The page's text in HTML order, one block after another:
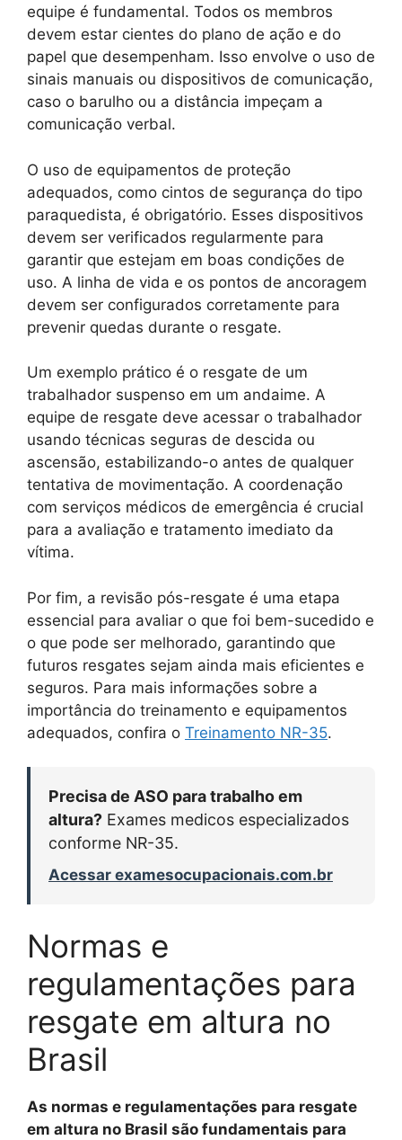
equipe é fundamental. Todos os membros
devem estar cientes do plano de ação e do
papel que desempenham. Isso envolve o uso de
sinais manuais ou dispositivos de comunicação,
caso o barulho ou a distância impeçam a
comunicação verbal.
O uso de equipamentos de proteção
adequados, como cintos de segurança do tipo
paraquedista, é obrigatório. Esses dispositivos
devem ser verificados regularmente para
garantir que estejam em boas condições de
uso. A linha de vida e os pontos de ancoragem
devem ser configurados corretamente para
prevenir quedas durante o resgate.
Um exemplo prático é o resgate de um
trabalhador suspenso em um andaime. A
equipe de resgate deve acessar o trabalhador
usando técnicas seguras de descida ou
ascensão, estabilizando-o antes de qualquer
tentativa de movimentação. A coordenação
com serviços médicos de emergência é crucial
para a avaliação e tratamento imediato da
vítima.
Por fim, a revisão pós-resgate é uma etapa
essencial para avaliar o que foi bem-sucedido e
o que pode ser melhorado, garantindo que
futuros resgates sejam ainda mais eficientes e
seguros. Para mais informações sobre a
importância do treinamento e equipamentos
adequados, confira o Treinamento NR-35.
Precisa de ASO para trabalho em
altura? Exames medicos especializados
conforme NR-35.
Acessar examesocupacionais.com.br
Normas e
regulamentações para
resgate em altura no
Brasil
As normas e regulamentações para resgate
em altura no Brasil são fundamentais para